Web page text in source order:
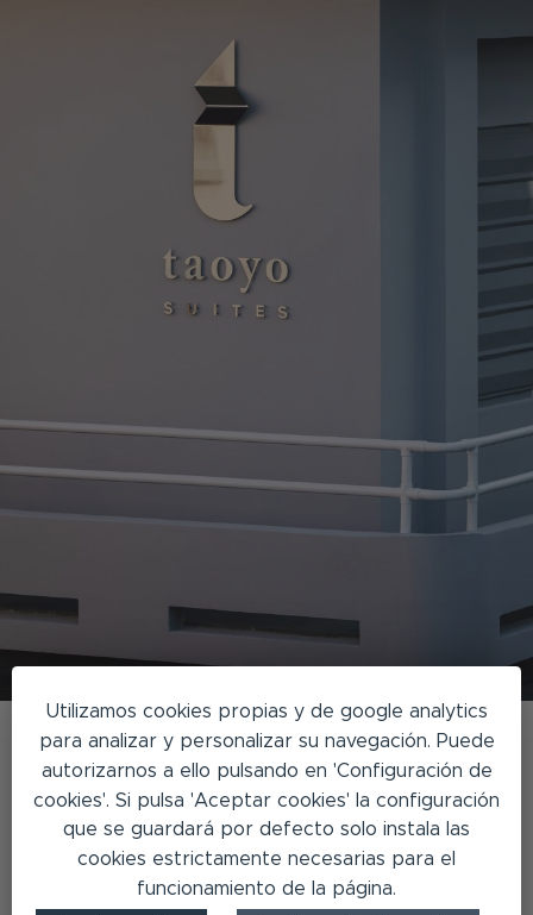
Taoyo Suites
Disfruta de tu estancia en un lugar de residencia
emblemático, íntimo y selecto, situado en el casco
Utilizamos cookies propias y de google analytics
para analizar y personalizar su navegación. Puede
autorizarnos a ello pulsando en 'Configuración de
cookies'. Si pulsa 'Aceptar cookies' la configuración
que se guardará por defecto solo instala las
cookies estrictamente necesarias para el
funcionamiento de la página.